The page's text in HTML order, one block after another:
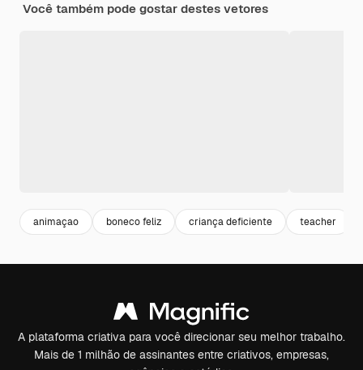
Você também pode gostar destes vetores
animaçao boneco feliz criança deficiente teacher
A plataforma criativa para você direcionar seu melhor trabalho.
Mais de 1 milhão de assinantes entre criativos, empresas,